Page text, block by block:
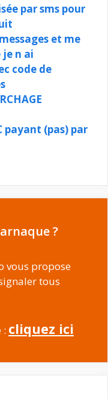
par sms pour
et me
je n ai
code de
payant (pas) par
?
vous propose
tous
: cliquez ici